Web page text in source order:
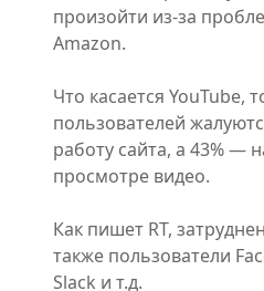
произойти из-за
Amazon.
Что касается YouTube,
пользователей
работу сайта, а 43% —
просмотре видео.
Как пишет RT,
также пользователи
Slack и т.д.